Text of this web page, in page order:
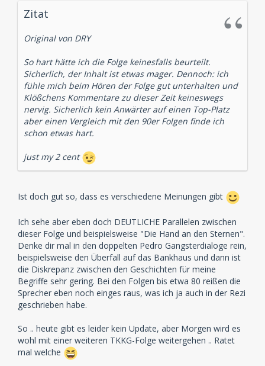
Zitat
Original von DRY
So hart hätte ich die Folge keinesfalls beurteilt.
Sicherlich, der Inhalt ist etwas mager. Dennoch: ich
fühle mich beim Hören der Folge gut unterhalten und
Klößchens Kommentare zu dieser Zeit keineswegs
nervig. Sicherlich kein Anwärter auf einen Top-Platz
aber einen Vergleich mit den 90er Folgen finde ich
schon etwas hart.
just my 2 cent
Ist doch gut so, dass es verschiedene Meinungen gibt
Ich sehe aber eben doch DEUTLICHE Parallelen zwischen
dieser Folge und beispielsweise "Die Hand an den Sternen".
Denke dir mal in den doppelten Pedro Gangsterdialoge rein,
beispielsweise den Überfall auf das Bankhaus und dann ist
die Diskrepanz zwischen den Geschichten für meine
Begriffe sehr gering. Bei den Folgen bis etwa 80 reißen die
Sprecher eben noch einges raus, was ich ja auch in der Rezi
geschrieben habe.
So .. heute gibt es leider kein Update, aber Morgen wird es
wohl mit einer weiteren TKKG-Folge weitergehen .. Ratet
mal welche